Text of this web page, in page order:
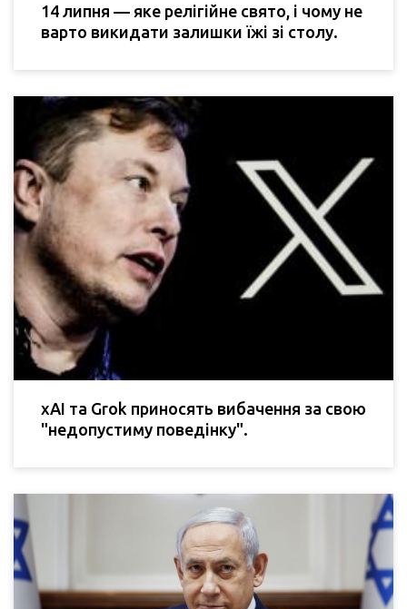
14 липня — яке релігійне свято, і чому не
варто викидати залишки їжі зі столу.
xAI та Grok приносять вибачення за свою
"недопустиму поведінку".